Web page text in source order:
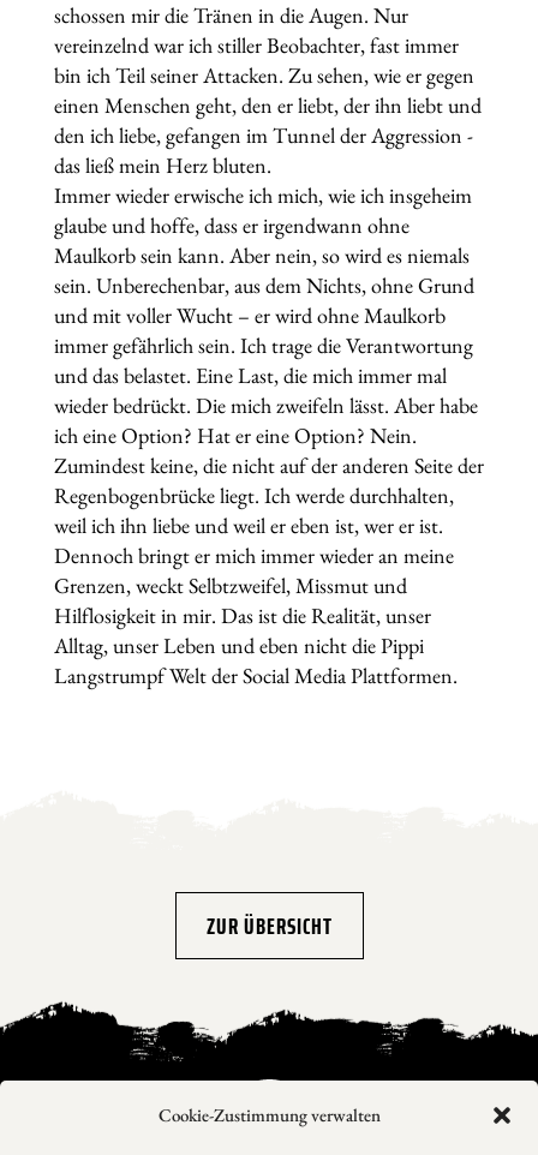
Cookie-Zustimmung verwalten
schossen mir die Tränen in die Augen. Nur
vereinzelnd war ich stiller Beobachter, fast immer
bin ich Teil seiner Attacken. Zu sehen, wie er gegen
einen Menschen geht, den er liebt, der ihn liebt und
den ich liebe, gefangen im Tunnel der Aggression -
das ließ mein Herz bluten.
Immer wieder erwische ich mich, wie ich insgeheim
glaube und hoffe, dass er irgendwann ohne
Maulkorb sein kann. Aber nein, so wird es niemals
sein. Unberechenbar, aus dem Nichts, ohne Grund
und mit voller Wucht – er wird ohne Maulkorb
immer gefährlich sein. Ich trage die Verantwortung
und das belastet. Eine Last, die mich immer mal
wieder bedrückt. Die mich zweifeln lässt. Aber habe
ich eine Option? Hat er eine Option? Nein.
Zumindest keine, die nicht auf der anderen Seite der
Regenbogenbrücke liegt. Ich werde durchhalten,
weil ich ihn liebe und weil er eben ist, wer er ist.
Dennoch bringt er mich immer wieder an meine
Grenzen, weckt Selbtzweifel, Missmut und
Hilflosigkeit in mir. Das ist die Realität, unser
Alltag, unser Leben und eben nicht die Pippi
Langstrumpf Welt der Social Media Plattformen.
ZUR ÜBERSICHT